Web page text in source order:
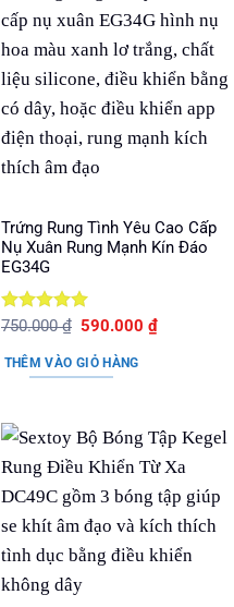
Trứng Rung Tình Yêu Cao Cấp
Nụ Xuân Rung Mạnh Kín Đáo
EG34G
Được xếp
sao
750.000₫ Giá
là:
750.000 ₫.
590.000₫Giá
THÊM VÀO GIỎ HÀNG